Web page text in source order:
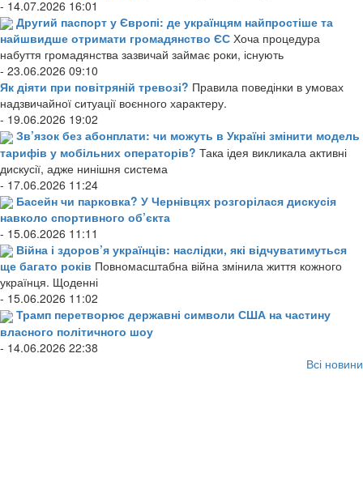
- 14.07.2026 16:01
Другий паспорт у Європі: де українцям найпростіше та
найшвидше отримати громадянство ЄС Хоча процедура
набуття громадянства зазвичай займає роки, існують
- 23.06.2026 09:10
Як діяти при повітряній тревозі? Правила поведінки в умовах
надзвичайної ситуації воєнного характеру.
- 19.06.2026 19:02
Зв’язок без абонплати: чи можуть в Україні змінити модель
тарифів у мобільних операторів? Така ідея викликала активні
дискусії, адже нинішня система
- 17.06.2026 11:24
Басейн чи парковка? У Чернівцях розгорілася дискусія
навколо спортивного об’єкта
- 15.06.2026 11:11
Війна і здоров’я українців: наслідки, які відчуватимуться
ще багато років Повномасштабна війна змінила життя кожного
українця. Щоденні
- 15.06.2026 11:02
Трамп перетворює державні символи США на частину
власного політичного шоу
- 14.06.2026 22:38
Всі новини